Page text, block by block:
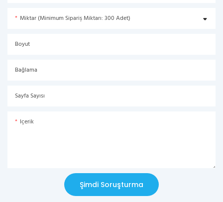
Miktar (Minimum Sipariş Miktarı: 300 Adet)
Boyut
Bağlama
Sayfa Sayısı
Içerik
Şimdi Soruşturma